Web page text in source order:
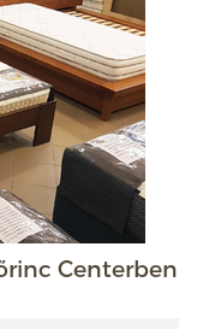
Centerben